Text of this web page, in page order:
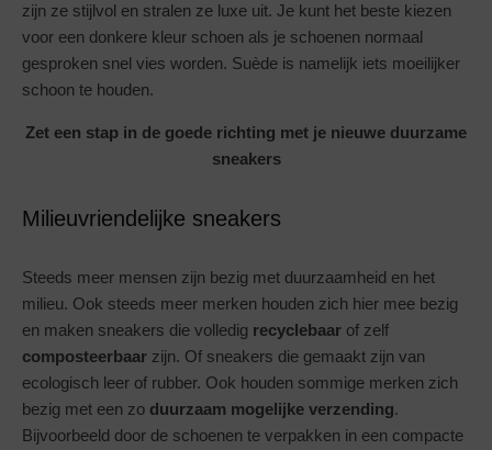
zijn ze stijlvol en stralen ze luxe uit. Je kunt het beste kiezen
voor een donkere kleur schoen als je schoenen normaal
gesproken snel vies worden. Suède is namelijk iets moeilijker
schoon te houden.
Zet een stap in de goede richting met je nieuwe duurzame
sneakers
Milieuvriendelijke sneakers
Steeds meer mensen zijn bezig met duurzaamheid en het
milieu. Ook steeds meer merken houden zich hier mee bezig
en maken sneakers die volledig recyclebaar of zelf
composteerbaar zijn. Of sneakers die gemaakt zijn van
ecologisch leer of rubber. Ook houden sommige merken zich
bezig met een zo duurzaam mogelijke verzending.
Bijvoorbeeld door de schoenen te verpakken in een compacte